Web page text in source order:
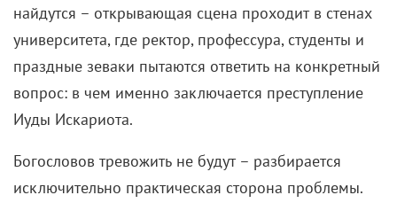
найдутся – открывающая сцена проходит в стенах
университета, где ректор, профессура, студенты и
праздные зеваки пытаются ответить на конкретный
вопрос: в чем именно заключается преступление
Иуды Искариота.
Богословов тревожить не будут – разбирается
исключительно практическая сторона проблемы.